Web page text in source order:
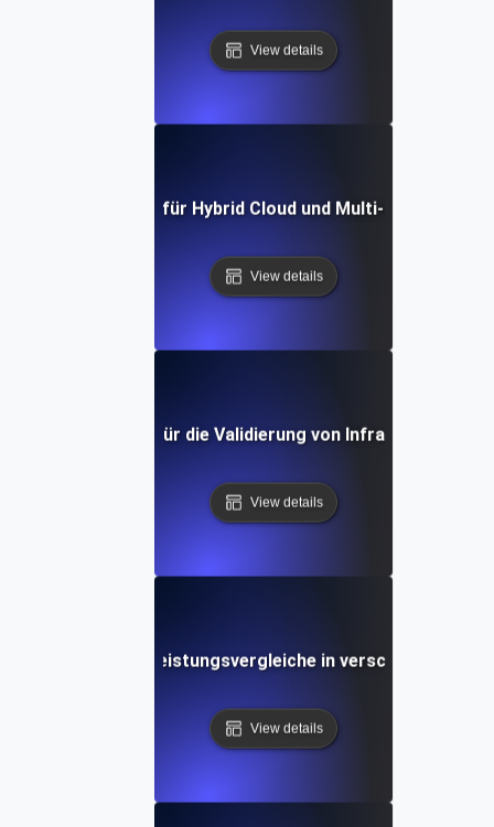
View details
Umwelttests für Hybrid Cloud und Multi-Cloud-
View details
Umgebungstest für die Validierung von Infrastruktur als
View details
Umwelttests für Leistungsvergleiche in verschiedenen
View details